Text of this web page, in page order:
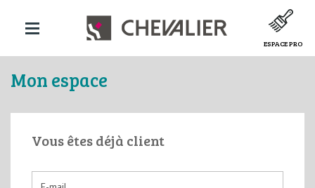
ESPACE PRO
Mon espace
Vous êtes déjà client